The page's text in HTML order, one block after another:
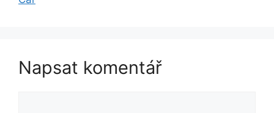
Napsat komentář